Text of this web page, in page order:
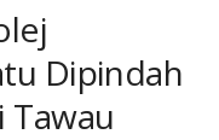
Dipindah
Tawau